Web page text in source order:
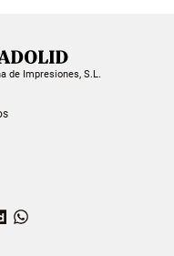
de Impresiones, S.L.
Dailymotion